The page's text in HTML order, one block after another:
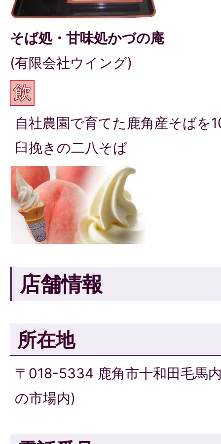
そば処・甘味処かづの庵
(有限会社ウイング)
自社農園で育てた鹿角産そばを
臼挽きの二八そば
店舗情報
所在地
〒018-5334 鹿角市十和田毛馬
の市場内)